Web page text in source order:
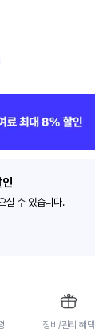
실 수 있습니다.
정비/관리 혜택